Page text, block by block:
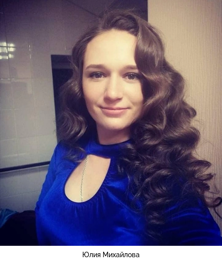
Юлия Михайлова